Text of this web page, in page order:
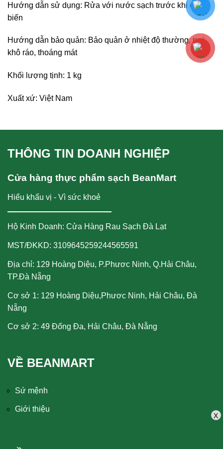
Hướng dẫn sử dụng: Rửa với nước sạch trước khi chế
biến
Hướng dẫn bảo quản: Bảo quản ở nhiệt độ thường, nơi
khô ráo, thoáng mát
Khối lượng tịnh: 1 kg
Xuất xứ: Việt Nam
X
THÔNG TIN DOANH NGHIỆP
Cửa hàng thực phẩm sạch BeanMart
Hiểu khẩu vị - Vì sức khoẻ
Hộ Kinh Doanh: Cửa Hàng Rau Sạch Đà Lạt
MST/ĐKKD: 3109645259244565591
Địa chỉ: 129 Hoàng Diệu, P.Phươc Ninh, Q.Hải Châu,
TP.Đà Nẵng
Cơ sở 1: 129 Hoàng Diệu,Phươc Ninh, Hải Châu, Đà
Nẵng
Cơ sở 2: 49 Đống Đa, Hải Châu, Đà Nẵng
VỀ BEANMART
Sứ mệnh
Giới thiệu